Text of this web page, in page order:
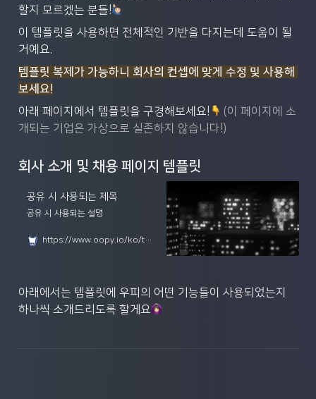
할지 모르겠는 분들!
이 템플릿을 사용하면 전체적인 기반을 다지는데 도움이 될
거예요.
템플릿 복제가 가능하니 회사의 컨셉에 맞게 수정 및 사용해
보세요!
아래 페이지에서 템플릿을 구경해보세요!
(이 페이지에 소
개되는 기업은 가상으로 실존하지 않습니다!)
회사 소개 및 채용 페이지 템플릿
공유 시 사용되는 제목
공유 시 사용되는 설명
https://www.oopy.io/ko/templates/company
아래에서는 템플릿에 우피의 어떤 기능들이 사용되었는지
하나씩 소개드리도록 할게요